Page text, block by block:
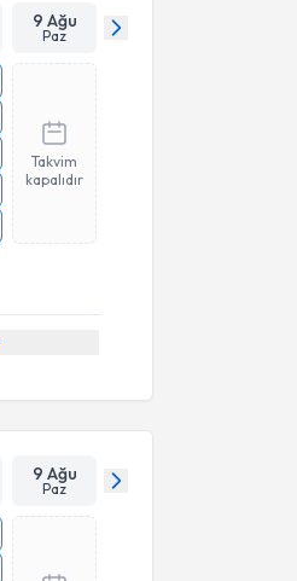
9 Ağu
Paz
Takvim
kapalıdır
9 Ağu
Paz